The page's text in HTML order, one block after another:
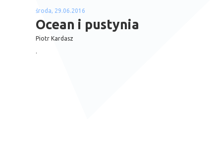
środa, 29.06.2016
Ocean i pustynia
Piotr Kardasz
.